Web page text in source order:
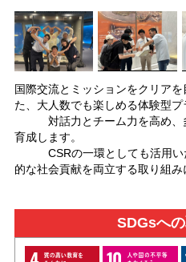
国際交流とミッションをクリア
た、大人数でも楽しめる体験型プ
対話力とチーム力を高め、多
育成します。
CSRの一環としても活用い
的な社会貢献を両立する取り組み
SDGsへ